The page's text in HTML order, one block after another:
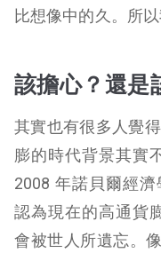
比想像中的久。所
該擔心？還是
其實也有很多人覺
膨的時代背景其實
2008 年諾貝爾經
認為現在的高通貨
會被世人所遺忘。